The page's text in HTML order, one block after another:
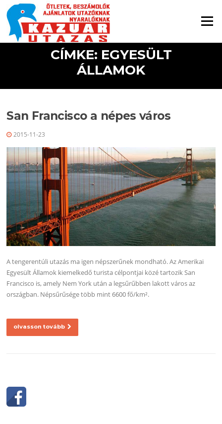
Ugrás a tartalomra
Menü
CÍMKE: EGYESÜLT
ÁLLAMOK
San Francisco a népes város
2015-11-23
A tengerentúli utazás ma igen népszerűnek mondható. Az Amerikai
Egyesült Államok kiemelkedő turista célpontjai közé tartozik San
Francisco is, amely Nem York után a legsűrűbben lakott város az
országban. Népsűrűsége több mint 6600 fő/km².
olvasson tovább